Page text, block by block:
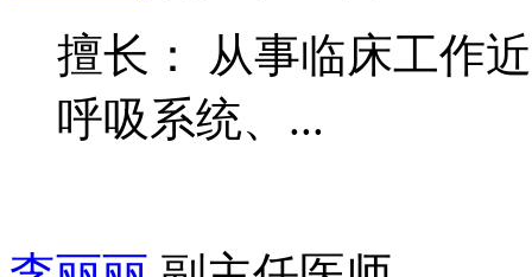
擅长： 从事临床工作
呼吸系统、...